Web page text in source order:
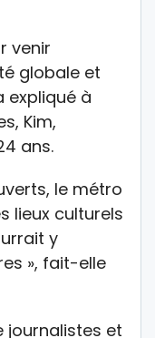
venir
globale et
expliqué à
Kim,
ans.
le métro
lieux culturels
y
», fait-elle
journalistes et